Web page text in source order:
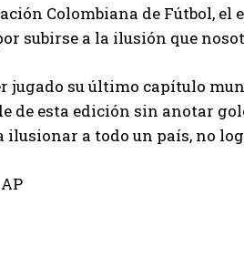
Colombiana de Fútbol,
subirse a la ilusión que
jugado su último capítulo
de esta edición sin anotar
ilusionar a todo un país, no